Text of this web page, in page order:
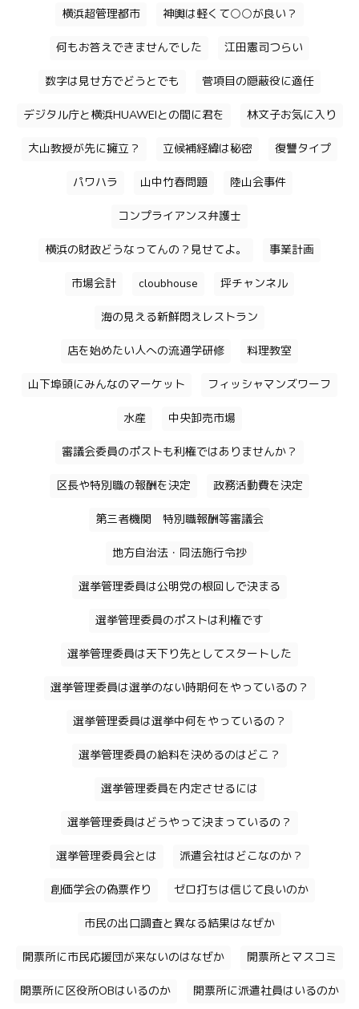
横浜超管理都市 神輿は軽くて○○が良い？
何もお答えできませんでした 江田憲司つらい
数字は見せ方でどうとでも 菅項目の隠蔽役に適任
デジタル庁と横浜HUAWEIとの間に君を 林文子お気に入り
大山教授が先に擁立？ 立候補経緯は秘密 復讐タイプ
パワハラ 山中竹春問題 陸山会事件
コンプライアンス弁護士
横浜の財政どうなってんの？見せてよ。 事業計画
市場会計 cloubhouse 坪チャンネル
海の見える新鮮悶えレストラン
店を始めたい人への流通学研修 料理教室
山下埠頭にみんなのマーケット フィッシャマンズワーフ
水産 中央卸売市場
審議会委員のポストも利権ではありませんか？
区長や特別職の報酬を決定 政務活動費を決定
第三者機関 特別職報酬等審議会
地方自治法・同法施行令抄
選挙管理委員は公明党の根回しで決まる
選挙管理委員のポストは利権です
選挙管理委員は天下り先としてスタートした
選挙管理委員は選挙のない時期何をやっているの？
選挙管理委員は選挙中何をやっているの？
選挙管理委員の給料を決めるのはどこ？
選挙管理委員を内定させるには
選挙管理委員はどうやって決まっているの？
選挙管理委員会とは 派遣会社はどこなのか？
創価学会の偽票作り ゼロ打ちは信じて良いのか
市民の出口調査と異なる結果はなぜか
開票所に市民応援団が来ないのはなぜか 開票所とマスコミ
開票所に区役所OBはいるのか 開票所に派遣社員はいるのか